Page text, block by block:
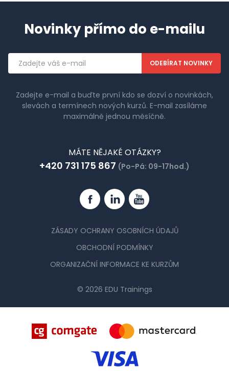
Novinky přímo do e-mailu
Emailová
adresa
Zadejte e-mail a buďte první kdo se dozví o novinkách,
slevách a termínech nových kurzů. E-mail zasíláme
maximálně jednou měsíčně.
MÁTE NĚJAKÉ OTÁZKY?
+420 731 175 867 (Po-Pá: 09-17hod.)
FacebookLinkedinYouTube
ZÁSADY OCHRANY OSOBNÍCH ÚDAJŮ
OBCHODNÍ PODMÍNKY
ORGANIZAČNÍ INFORMACE KE KURZŮM
© 2026 EDU Trainings